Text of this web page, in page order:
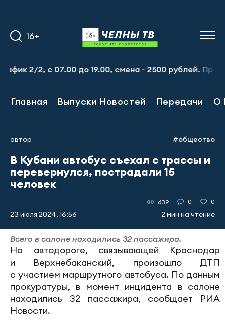
16+
2/2, с 07.00 до 19.00, смена - 2500 рублей. Пр-т
Главная Выпуски Новостей Передачи О
автор #общество
В Кубани автобус съехал с трассы и
перевернулся, пострадали 15
человек
23 июля 2024, 16:56
639 0 0
2 мин на чтение
Всего в салоне находились 32 пассажира.
На автодороге, связывающей Краснодар
и Верхнебаканский, произошло ДТП
с участием маршрутного автобуса. По данным
прокуратуры, в момент инцидента в салоне
находились 32 пассажира, сообщает РИА
Новости.